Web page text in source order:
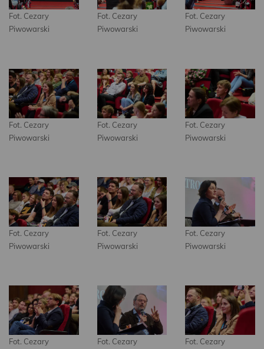
Fot. Cezary
Piwowarski
Fot. Cezary
Piwowarski
Fot. Cezary
Piwowarski
Fot. Cezary
Piwowarski
Fot. Cezary
Piwowarski
Fot. Cezary
Piwowarski
Fot. Cezary
Piwowarski
Fot. Cezary
Piwowarski
Fot. Cezary
Piwowarski
Fot. Cezary
Fot. Cezary
Fot. Cezary